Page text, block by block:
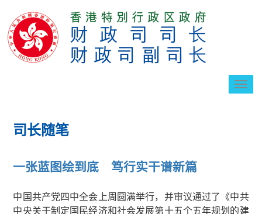
切
司长随笔
一张蓝图绘到底 笃行实干谱新篇
中国共产党四中全会上周圆满举行，并审议通过了《中共
中央关于制定国民经济和社会发展第十五个五年规划的建